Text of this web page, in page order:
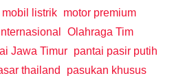
mobil listrik motor premium
Olahraga Tim
Jawa Timur pantai pasir putih
thailand
pasukan khusus